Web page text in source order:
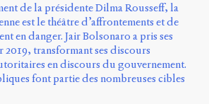
de la présidente Dilma Rousseff, la
est le théâtre d’affrontements et de
en danger. Jair Bolsonaro a pris ses
2019, transformant ses discours
en discours du gouvernement.
font partie des nombreuses cibles